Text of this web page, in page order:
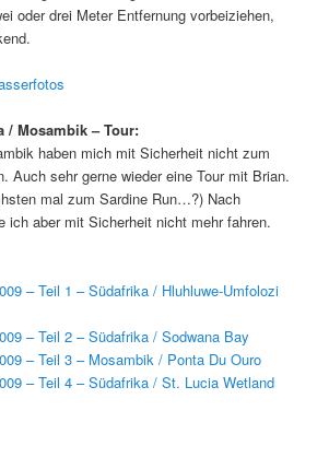
oder drei Meter Entfernung vorbeiziehen,
/ Mosambik – Tour:
haben mich mit Sicherheit nicht zum
Auch sehr gerne wieder eine Tour mit Brian.
mal zum Sardine Run…?) Nach
ich aber mit Sicherheit nicht mehr fahren.
– Teil 1 – Südafrika / Hluhluwe-Umfolozi
– Teil 2 – Südafrika / Sodwana Bay
– Teil 3 – Mosambik / Ponta Du Ouro
– Teil 4 – Südafrika / St. Lucia Wetland